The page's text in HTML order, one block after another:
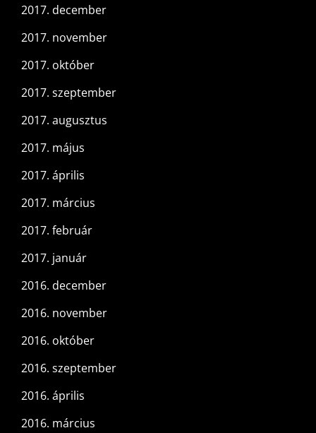
2017. december
2017. november
2017. október
2017. szeptember
2017. augusztus
2017. május
2017. április
2017. március
2017. február
2017. január
2016. december
2016. november
2016. október
2016. szeptember
2016. április
2016. március